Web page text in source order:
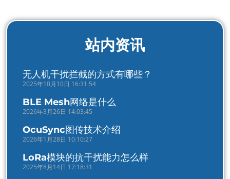
站内资讯
无人机干扰拦截的方式有哪些？
2025年10月10日 16:31:54
BLE Mesh网络是什么
2026年3月26日 14:03:45
OcuSync图传技术介绍
2026年1月28日 10:10:27
LoRa模块的抗干扰能力怎么样
2025年8月14日 17:18:31